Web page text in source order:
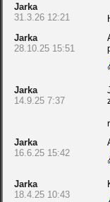
Jarka
31.3.26 12:21
Jarka
28.10.25 15:51
Jarka
14.9.25 7:37
Jarka
16.6.25 15:42
Jarka
18.4.25 10:43